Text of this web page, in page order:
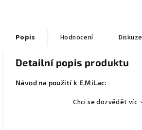
Popis Hodnocení Diskuze
Detailní popis produktu
Návod na použití k E.MiLac:
Chci se dozvědět víc